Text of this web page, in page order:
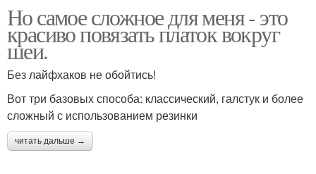
Но самое сложное для меня - это
красиво повязать платок вокруг
шеи.
Без лайфхаков не обойтись!
Вот три базовых способа: классический, галстук и более
сложный с использованием резинки
читать дальше →